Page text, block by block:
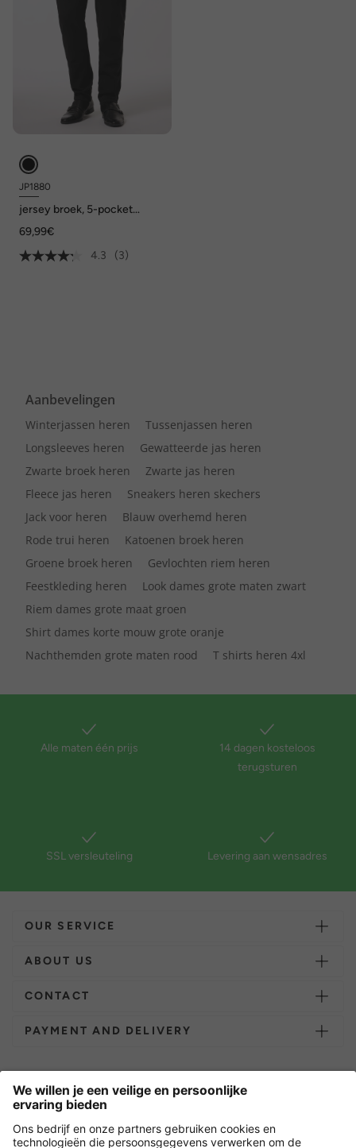
JP1880
jersey broek, 5-pocket
en match NEW YORK, tot
69,99€
4.3
(3)
Aanbevelingen
Winterjassen heren
Tussenjassen heren
Longsleeves heren
Gewatteerde jas heren
Zwarte broek heren
Zwarte jas heren
Fleece jas heren
Sneakers heren skechers
Jack voor heren
Blauw overhemd heren
Rode trui heren
Katoenen broek heren
Groene broek heren
Gevlochten riem heren
Feestkleding heren
Look dames grote maten zwart
Riem dames grote maat groen
Shirt dames korte mouw grote oranje
Nachthemden grote maten rood
T shirts heren 4xl
Alle maten één prijs
14 dagen kosteloos
terugsturen
SSL versleuteling Levering aan wensadres
OUR SERVICE
ABOUT US
CONTACT
PAYMENT AND DELIVERY
Nederland